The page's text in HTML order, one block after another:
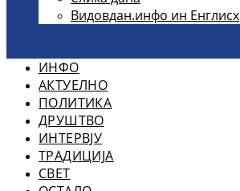
Видовдан.инфо ин Енглисх
ИНФО
АКТУЕЛНО
ПОЛИТИКА
ДРУШТВО
ИНТЕРВЈУ
ТРАДИЦИЈА
СВЕТ